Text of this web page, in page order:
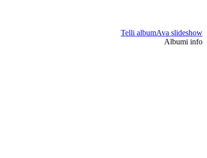
Ava slideshow
Telli album
Albumi info